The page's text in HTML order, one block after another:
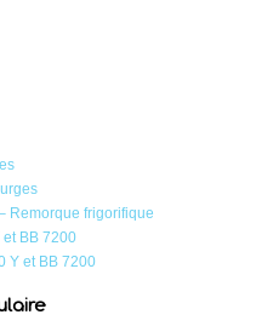
Remorque frigorifique
BB 7200
Y et BB 7200